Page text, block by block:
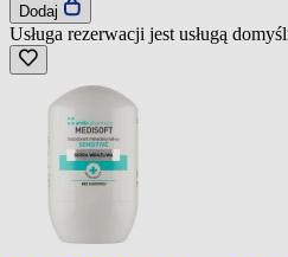
Dodaj
Usługa rezerwacji jest usługą